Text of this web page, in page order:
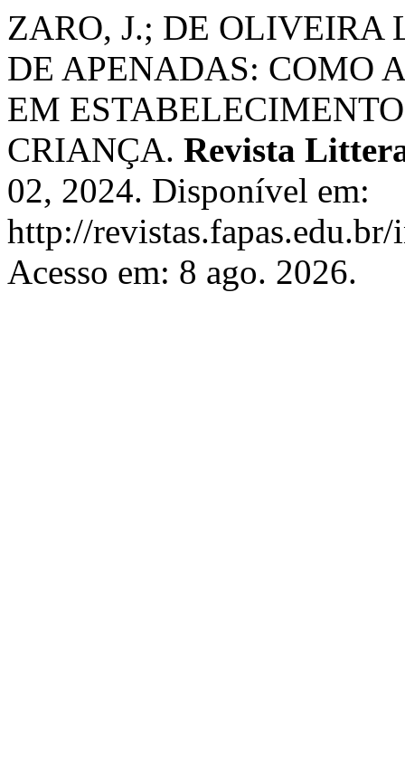
ZARO, J.; DE OLIVEIRA
DE APENADAS: COMO
EM
CRIANÇA. Revista
02, 2024. Disponível em:
http://
Acesso em: 8 ago. 2026.